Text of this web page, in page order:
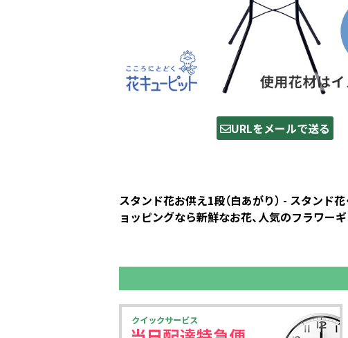
URLをメールで送る
スタンド花お供え1段（白あがり） - スタンド
ョッピングなら新鮮なお花、人気のフラワー